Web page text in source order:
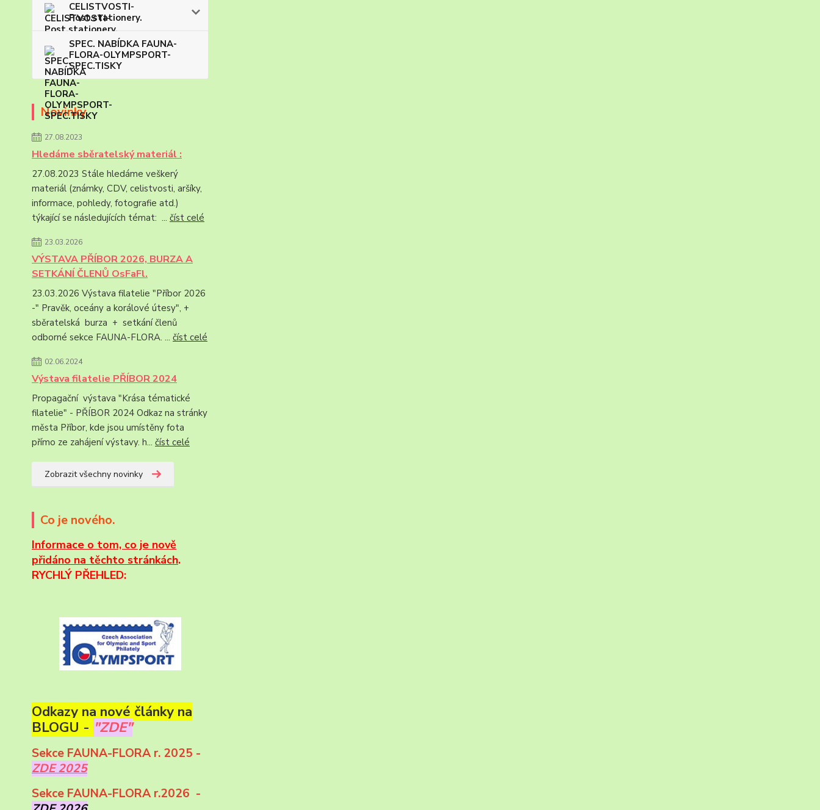
CELISTVOSTI-
Post.stationery.
SPEC. NABÍDKA FAUNA-
FLORA-OLYMPSPORT-
SPEC.TISKY
Novinky
27.08.2023
Hledáme sběratelský materiál :
27.08.2023 Stále hledáme veškerý
materiál (známky, CDV, celistvosti, aršíky,
informace, pohledy, fotografie atd.)
týkající se následujících témat: ... číst celé
23.03.2026
VÝSTAVA PŘÍBOR 2026, BURZA A
SETKÁNÍ ČLENŮ OsFaFl.
23.03.2026 Výstava filatelie "Příbor 2026
-" Pravěk, oceány a korálové útesy", +
sběratelská burza + setkání členů
odborné sekce FAUNA-FLORA. ... číst celé
02.06.2024
Výstava filatelie PŘÍBOR 2024
Propagační výstava "Krása tématické
filatelie" - PŘÍBOR 2024 Odkaz na stránky
města Příbor, kde jsou umístěny fota
přímo ze zahájení výstavy. h... číst celé
Zobrazit všechny novinky
Co je nového.
Informace o tom, co je nově
přidáno na těchto stránkách.
RYCHLÝ PŘEHLED:
Odkazy na nové články na
BLOGU - "ZDE"
Sekce FAUNA-FLORA r. 2025 -
ZDE 2025
Sekce FAUNA-FLORA r.2026 -